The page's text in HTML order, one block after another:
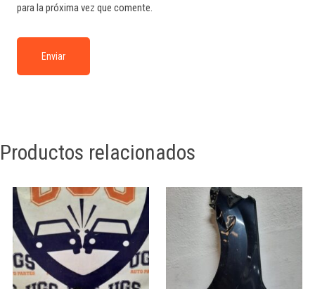
para la próxima vez que comente.
Productos relacionados